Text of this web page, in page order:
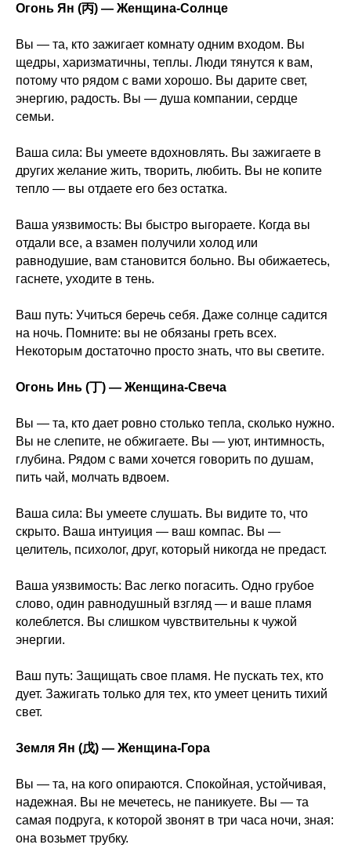
Огонь Ян (丙) — Женщина-Солнце
Вы — та, кто зажигает комнату одним входом. Вы
щедры, харизматичны, теплы. Люди тянутся к вам,
потому что рядом с вами хорошо. Вы дарите свет,
энергию, радость. Вы — душа компании, сердце
семьи.
Ваша сила: Вы умеете вдохновлять. Вы зажигаете в
других желание жить, творить, любить. Вы не копите
тепло — вы отдаете его без остатка.
Ваша уязвимость: Вы быстро выгораете. Когда вы
отдали все, а взамен получили холод или
равнодушие, вам становится больно. Вы обижаетесь,
гаснете, уходите в тень.
Ваш путь: Учиться беречь себя. Даже солнце садится
на ночь. Помните: вы не обязаны греть всех.
Некоторым достаточно просто знать, что вы светите.
Огонь Инь (丁) — Женщина-Свеча
Вы — та, кто дает ровно столько тепла, сколько нужно.
Вы не слепите, не обжигаете. Вы — уют, интимность,
глубина. Рядом с вами хочется говорить по душам,
пить чай, молчать вдвоем.
Ваша сила: Вы умеете слушать. Вы видите то, что
скрыто. Ваша интуиция — ваш компас. Вы —
целитель, психолог, друг, который никогда не предаст.
Ваша уязвимость: Вас легко погасить. Одно грубое
слово, один равнодушный взгляд — и ваше пламя
колеблется. Вы слишком чувствительны к чужой
энергии.
Ваш путь: Защищать свое пламя. Не пускать тех, кто
дует. Зажигать только для тех, кто умеет ценить тихий
свет.
Земля Ян (戊) — Женщина-Гора
Вы — та, на кого опираются. Спокойная, устойчивая,
надежная. Вы не мечетесь, не паникуете. Вы — та
самая подруга, к которой звонят в три часа ночи, зная:
она возьмет трубку.